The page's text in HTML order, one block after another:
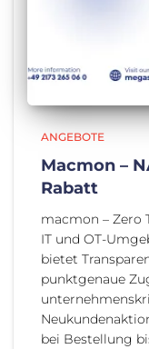
ANGEBOTE
Macmon –
Rabatt
macmon – Zero
IT und OT-
bietet
punktgenaue
bei Bestellung